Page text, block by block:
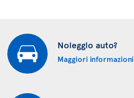
Noleggio auto?
Maggiori informazioni